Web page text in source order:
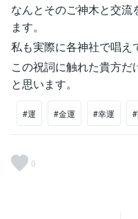
なんとそのご神木と交
ます。
私も実際に各神社で唱え
この祝詞に触れた貴方
と思います。
#運 #金運 #幸運
0